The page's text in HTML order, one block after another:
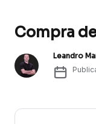
Compra
Leandro